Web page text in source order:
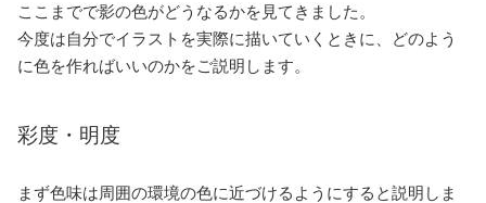
ここまでで影の色がどうなるかを見てきました。
今度は自分でイラストを実際に描いていくときに、どのよう
に色を作ればいいのかをご説明します。
彩度・明度
まず色味は周囲の環境の色に近づけるようにすると説明しま